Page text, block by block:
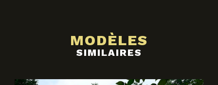
MODÈLES
SIMILAIRES